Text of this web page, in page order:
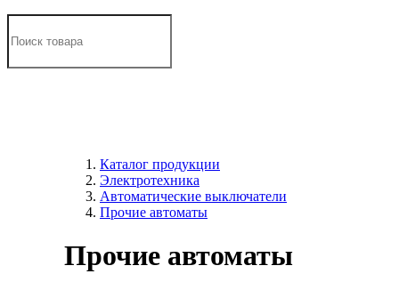
Каталог продукции
Электротехника
Автоматические выключатели
Прочие автоматы
Прочие автоматы